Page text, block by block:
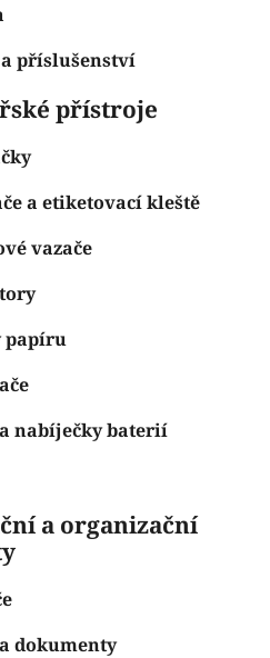
příslušenství
přístroje
a etiketovací kleště
vazače
papíru
nabíječky baterií
a organizační
dokumenty